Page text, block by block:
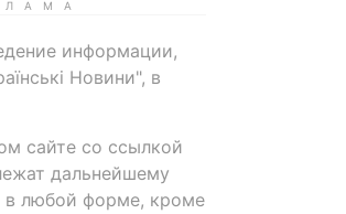
информации,
Новини", в
сайте со ссылкой
дальнейшему
в любой форме, кроме